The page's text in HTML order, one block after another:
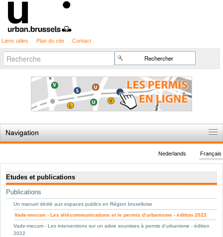
Liens utiles Plan du site Contact
Chercher par
Recherche
avancée…
Navigation
Règles du jeu
Permis d'urbanisme
Cartographie
Etudes et publications
Mots-clés
Français
Nederlands
Etudes et publications
Publications
Un manuel dédié aux espaces publics en Région bruxelloise
Vade-mecum - Les télécommunications et le permis d’urbanisme - édition 2022
Vade-mecum - Les interventions sur un arbre soumises à permis d’urbanisme - édition
2022